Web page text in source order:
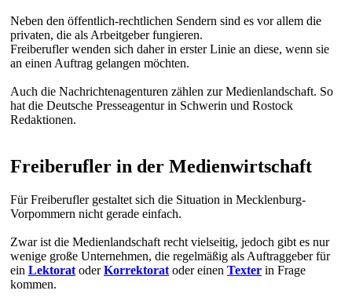
Neben den öffentlich-rechtlichen Sendern sind es vor allem die
privaten, die als Arbeitgeber fungieren.
Freiberufler wenden sich daher in erster Linie an diese, wenn sie
an einen Auftrag gelangen möchten.
Auch die Nachrichtenagenturen zählen zur Medienlandschaft. So
hat die Deutsche Presseagentur in Schwerin und Rostock
Redaktionen.
Freiberufler in der Medienwirtschaft
Für Freiberufler gestaltet sich die Situation in Mecklenburg-
Vorpommern nicht gerade einfach.
Zwar ist die Medienlandschaft recht vielseitig, jedoch gibt es nur
wenige große Unternehmen, die regelmäßig als Auftraggeber für
ein Lektorat oderKorrektorat oder einen Texter in Frage
kommen.